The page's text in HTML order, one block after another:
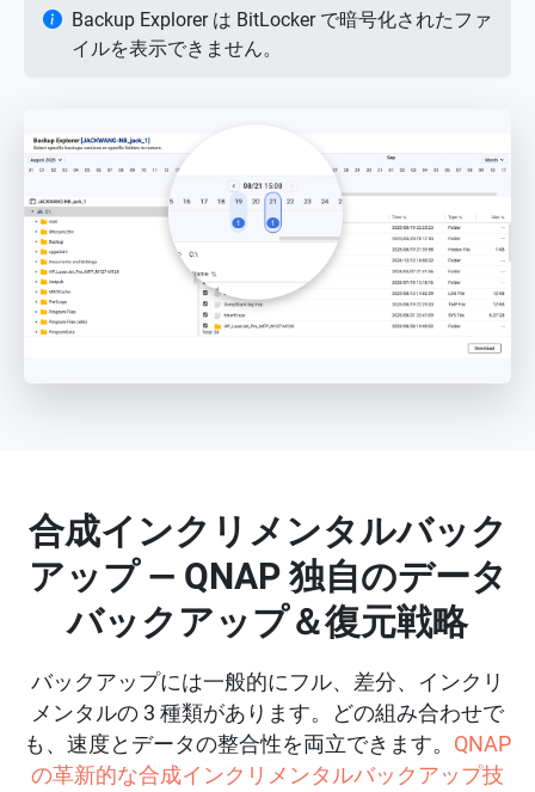
Backup Explorer は BitLocker で暗号化されたファ
イルを表示できません。
合成インクリメンタルバック
アップ — QNAP 独自のデータ
バックアップ＆復元戦略
バックアップには一般的にフル、差分、インクリ
メンタルの 3 種類があります。どの組み合わせで
も、速度とデータの整合性を両立できます。 QNAP
の革新的な合成インクリメンタルバックアップ技